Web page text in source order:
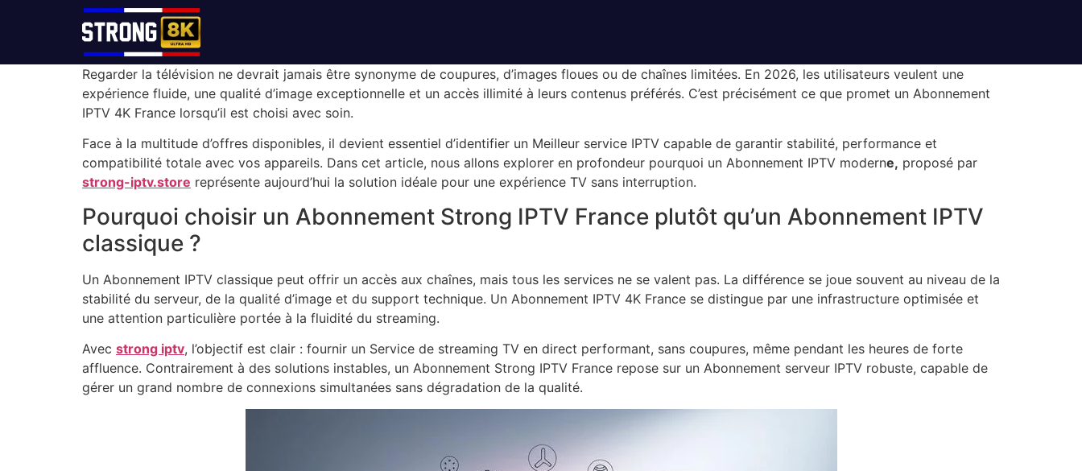
Regarder la télévision ne devrait jamais être synonyme de coupures, d’images floues ou de chaînes limitées. En 2026, les utilisateurs veulent une
expérience fluide, une qualité d’image exceptionnelle et un accès illimité à leurs contenus préférés. C’est précisément ce que promet un Abonnement
IPTV 4K France lorsqu’il est choisi avec soin.
Face à la multitude d’offres disponibles, il devient essentiel d’identifier un Meilleur service IPTV capable de garantir stabilité, performance et
compatibilité totale avec vos appareils. Dans cet article, nous allons explorer en profondeur pourquoi un Abonnement IPTV moderne, proposé par
strong-iptv.store représente aujourd’hui la solution idéale pour une expérience TV sans interruption.
Pourquoi choisir un Abonnement Strong IPTV France plutôt qu’un Abonnement IPTV
classique ?
Un Abonnement IPTV classique peut offrir un accès aux chaînes, mais tous les services ne se valent pas. La différence se joue souvent au niveau de la
stabilité du serveur, de la qualité d’image et du support technique. Un Abonnement IPTV 4K France se distingue par une infrastructure optimisée et
une attention particulière portée à la fluidité du streaming.
Avec strong iptv, l’objectif est clair : fournir un Service de streaming TV en direct performant, sans coupures, même pendant les heures de forte
affluence. Contrairement à des solutions instables, un Abonnement Strong IPTV France repose sur un Abonnement serveur IPTV robuste, capable de
gérer un grand nombre de connexions simultanées sans dégradation de la qualité.